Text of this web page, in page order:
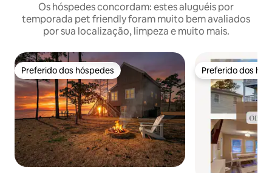
Os hóspedes concordam: estes aluguéis por
temporada pet friendly foram muito bem avaliados
por sua localização, limpeza e muito mais.
Preferido dos hóspedes
Preferido dos hóspedes Preferido dos
Preferido dos